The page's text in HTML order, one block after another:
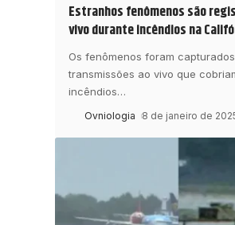
Estranhos fenômenos são
vivo durante incêndios na
Os fenômenos foram
transmissões ao vivo que
incêndios…
Ovniologia 8 de janeiro de